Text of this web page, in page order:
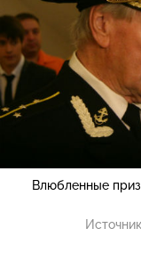
Влюбленные